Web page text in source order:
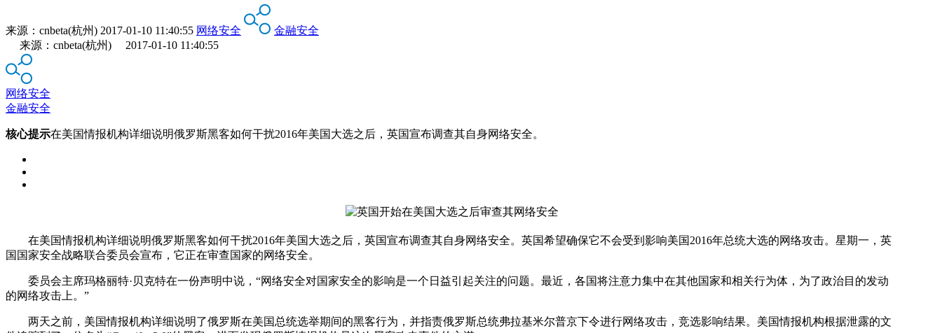
来源： cnbeta(杭州) 2017-01-10 11:40:55 网络安全
金融安全
来源：cnbeta(杭州) 2017-01-10 11:40:55
网络安全
金融安全
核心提示在美国情报机构详细说明俄罗斯黑客如何干扰2016年美国大选之后，英国宣布调查其自身网络安全。
在美国情报机构详细说明俄罗斯黑客如何干扰2016年美国大选之后，英国宣布调查其自身网络安全。英国希望确保它不会受到影响美国2016年总统大选的网络攻击。星期一，英
国国家安全战略联合委员会宣布，它正在审查国家的网络安全。
委员会主席玛格丽特·贝克特在一份声明中说，“网络安全对国家安全的影响是一个日益引起关注的问题。最近，各国将注意力集中在其他国家和相关行为体，为了政治目的发动
的网络攻击上。”
两天之前，美国情报机构详细说明了俄罗斯在美国总统选举期间的黑客行为，并指责俄罗斯总统弗拉基米尔普京下令进行网络攻击，竞选影响结果。美国情报机构根据泄露的文